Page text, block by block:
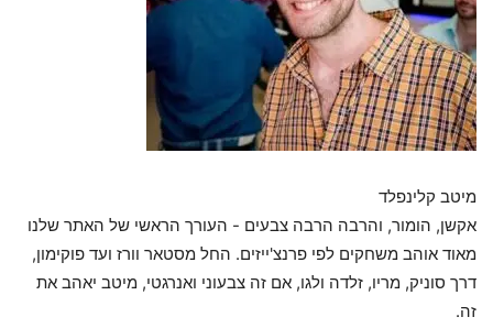
מיטב קלינפלד
אקשן, הומור, והרבה הרבה צבעים - העורך הראשי של האתר שלנו
מאוד אוהב משחקים לפי פרנצ'ייזים. החל מסטאר וורז ועד פוקימון,
דרך סוניק, מריו, זלדה ולגו, אם זה צבעוני ואנרגטי, מיטב יאהב את
זה.